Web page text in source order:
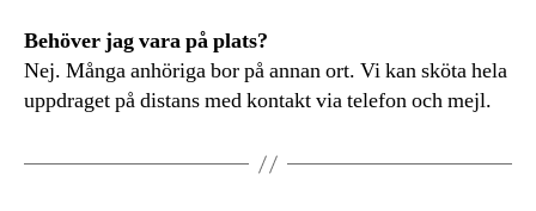
Behöver jag vara på plats?
Nej. Många anhöriga bor på annan ort. Vi kan sköta hela
uppdraget på distans med kontakt via telefon och mejl.